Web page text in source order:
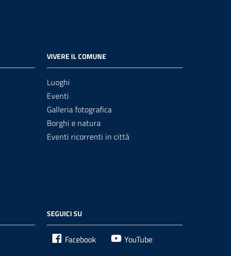
VIVERE IL COMUNE
Luoghi
Eventi
Galleria fotografica
Borghi e natura
Eventi ricorrenti in città
SEGUICI SU
Facebook YouTube